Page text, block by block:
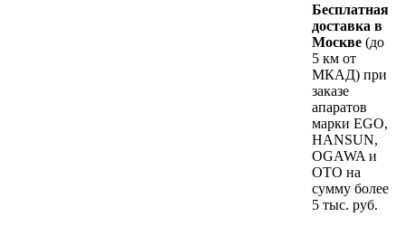
Бесплатная
доставка в
Москве (до
5 км от
МКАД) при
заказе
апаратов
марки EGO,
HANSUN,
OGAWA и
OTO на
сумму более
5 тыс. руб.